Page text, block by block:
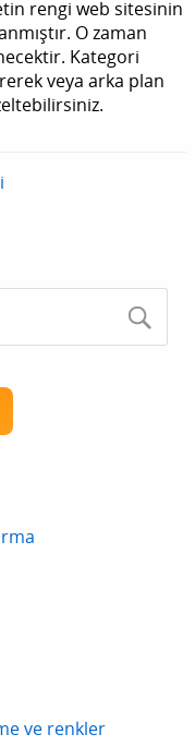
rengi web sitesinin
O zaman
Kategori
veya arka plan
ve renkler